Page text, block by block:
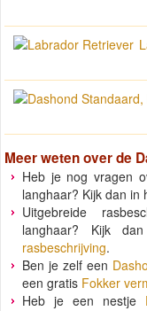
Meer weten over de
Heb je nog vragen
langhaar? Kijk dan in
Uitgebreide
langhaar? Kijk
rasbeschrijving.
Ben je zelf een
een gratis Fokker
Heb je een nestje